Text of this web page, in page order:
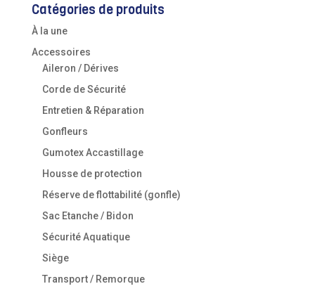
Catégories de produits
À la une
Accessoires
Aileron / Dérives
Corde de Sécurité
Entretien & Réparation
Gonfleurs
Gumotex Accastillage
Housse de protection
Réserve de flottabilité (gonfle)
Sac Etanche / Bidon
Sécurité Aquatique
Siège
Transport / Remorque